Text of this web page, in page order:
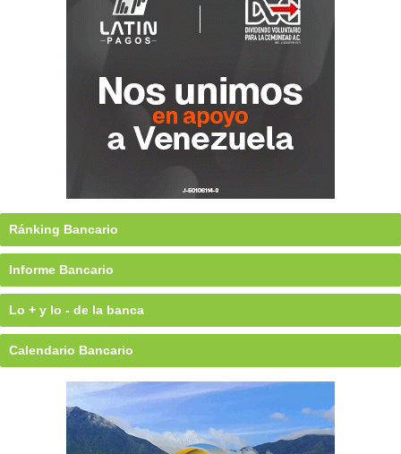
Ránking Bancario
Informe Bancario
Lo + y lo - de la banca
Calendario Bancario